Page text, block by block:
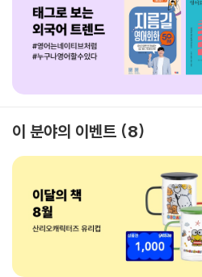
이 분야의 이벤트 8